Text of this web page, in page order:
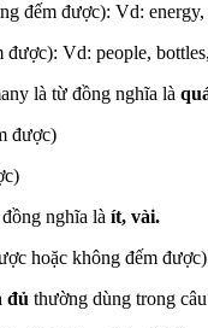
đếm được): Vd:
được): Vd: people,
là từ đồng nghĩa là
được)
nghĩa là ít, vài.
hoặc không đếm được)
đủ thường dùng trong